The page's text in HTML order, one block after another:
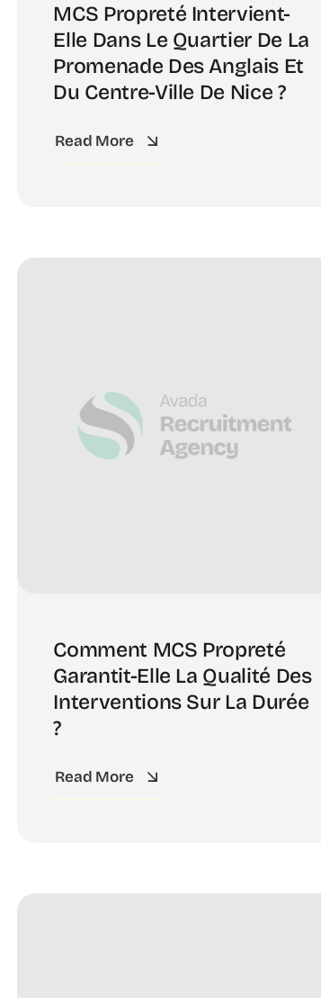
MCS Propreté Intervient-
Elle Dans Le Quartier De La
Promenade Des Anglais Et
Du Centre-Ville De Nice ?
Read More
Comment MCS Propreté
Garantit-Elle La Qualité Des
Interventions Sur La Durée
?
Read More